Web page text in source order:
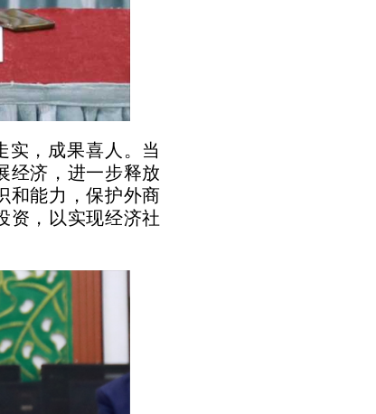
实，成果喜人。当
经济，进一步释放
和能力，保护外商
资，以实现经济社